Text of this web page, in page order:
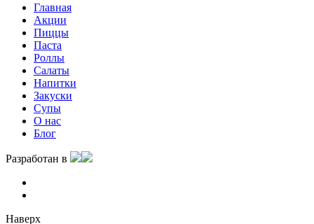
Главная
Акции
Пиццы
Паста
Роллы
Салаты
Напитки
Закуски
Супы
О нас
Блог
Разработан в
Наверх